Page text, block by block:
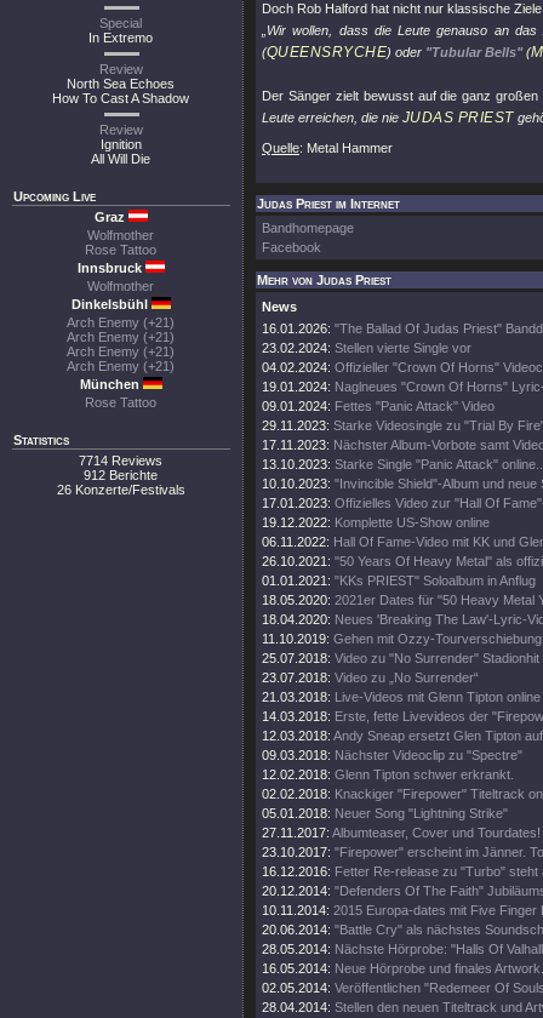
Special
In Extremo
Review
North Sea Echoes
How To Cast A Shadow
Review
Ignition
All Will Die
Upcoming Live
Graz
Wolfmother
Rose Tattoo
Innsbruck
Wolfmother
Dinkelsbühl
Arch Enemy (+21)
Arch Enemy (+21)
Arch Enemy (+21)
Arch Enemy (+21)
München
Rose Tattoo
Statistics
7714 Reviews
912 Berichte
26 Konzerte/Festivals
Doch Rob Halford hat nicht nur klassische
„Wir wollen, dass die Leute genauso an
(QUEENSRYCHE) oder "Tubular Bells" (
Der Sänger zielt bewusst auf die ganz
Leute erreichen, die nie JUDAS PRIEST
Quelle: Metal Hammer
Judas Priest im Internet
Bandhomepage
Facebook
Mehr von Judas Priest
News
16.01.2026: "The Ballad Of Judas Priest"
23.02.2024: Stellen vierte Single vor
04.02.2024: Offizieller "Crown Of Horns"
19.01.2024: Naglneues "Crown Of Horns"
09.01.2024: Fettes "Panic Attack" Video
29.11.2023: Starke Videosingle zu "Trial By
17.11.2023: Nächster Album-Vorbote samt
13.10.2023: Starke Single "Panic Attack"
10.10.2023: "Invincible Shield"-Album und neue
17.01.2023: Offizielles Video zur "Hall Of
19.12.2022: Komplette US-Show online
06.11.2022: Hall Of Fame-Video mit KK und
26.10.2021: "50 Years Of Heavy Metal" als
01.01.2021: "KKs PRIEST" Soloalbum in Anflug
18.05.2020: 2021er Dates für "50 Heavy Metal
18.04.2020: Neues 'Breaking The Law'-Lyric-
11.10.2019: Gehen mit Ozzy-
25.07.2018: Video zu "No Surrender" Stadionhit
23.07.2018: Video zu „No Surrender“
21.03.2018: Live-Videos mit Glenn Tipton online
14.03.2018: Erste, fette Livevideos der
12.03.2018: Andy Sneap ersetzt Glen Tipton
09.03.2018: Nächster Videoclip zu "Spectre"
12.02.2018: Glenn Tipton schwer erkrankt.
02.02.2018: Knackiger "Firepower" Titeltrack
05.01.2018: Neuer Song "Lightning Strike"
27.11.2017: Albumteaser, Cover und Tourdates!
23.10.2017: "Firepower" erscheint im Jänner.
16.12.2016: Fetter Re-release zu "Turbo" steht
20.12.2014: "Defenders Of The Faith"
10.11.2014: 2015 Europa-dates mit Five Finger
20.06.2014: "Battle Cry" als nächstes
28.05.2014: Nächste Hörprobe: "Halls Of
16.05.2014: Neue Hörprobe und finales Artwork.
02.05.2014: Veröffentlichen "Redemeer Of
28.04.2014: Stellen den neuen Titeltrack und